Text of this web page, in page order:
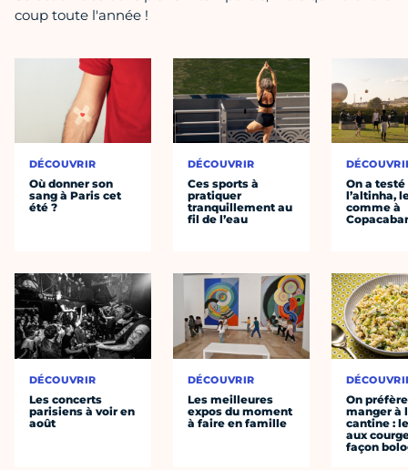
coup toute l'année !
DÉCOUVRIR
Où donner son
sang à Paris cet
été ?
DÉCOUVRIR
Les concerts
parisiens à voir en
août
DÉCOUVRIR
Ces sports à
pratiquer
tranquillement au
fil de l’eau
DÉCOUVRIR
Les meilleures
expos du moment
à faire en famille
On a testé
l’altinha,
comme à
On préfère
manger à
cantine :
aux
façon